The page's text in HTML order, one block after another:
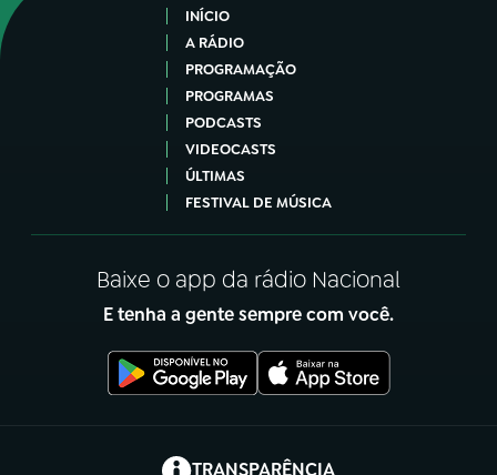
INÍCIO
A RÁDIO
PROGRAMAÇÃO
PROGRAMAS
PODCASTS
VIDEOCASTS
ÚLTIMAS
FESTIVAL DE MÚSICA
Baixe o app da rádio Nacional
E tenha a gente sempre com você.
TRANSPARÊNCIA
(abre em nova aba)